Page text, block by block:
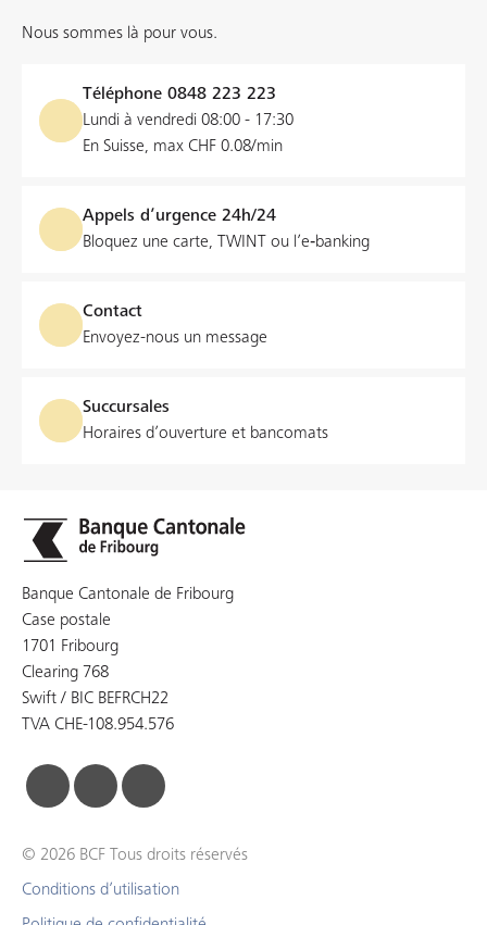
Nous sommes là pour vous.
Téléphone 0848 223 223
Lundi à vendredi 08:00 - 17:30
En Suisse, max CHF 0.08/min
Appels d’urgence 24h/24
Bloquez une carte, TWINT ou l’e‑banking
Contact
Envoyez-nous un message
Succursales
Horaires d’ouverture et bancomats
Banque Cantonale de Fribourg
Case postale
1701 Fribourg
Clearing 768
Swift / BIC BEFRCH22
TVA CHE-108.954.576
© 2026 BCF Tous droits réservés
Conditions d’utilisation